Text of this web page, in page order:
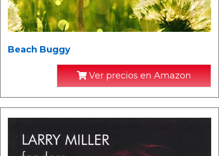
Beach Buggy
Ver precios en Amazon